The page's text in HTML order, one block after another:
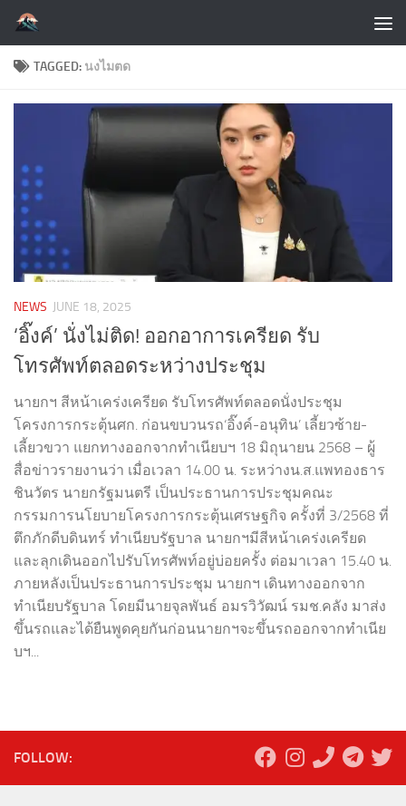
Skip to content
TAGGED: นงไมตด
NEWS JUNE 18, 2025
‘อิ๊งค์’ นั่งไม่ติด! ออกอาการเครียด รับ
โทรศัพท์ตลอดระหว่างประชุม
นายกฯ สีหน้าเคร่งเครียด รับโทรศัพท์ตลอดนั่งประชุม
โครงการกระตุ้นศก. ก่อนขบวนรถ‘อิ๊งค์-อนุทิน’ เลี้ยวซ้าย-
เลี้ยวขวา แยกทางออกจากทำเนียบฯ 18 มิถุนายน 2568 – ผู้
สื่อข่าวรายงานว่า เมื่อเวลา 14.00 น. ระหว่างน.ส.แพทองธาร
ชินวัตร นายกรัฐมนตรี เป็นประธานการประชุมคณะ
กรรมการนโยบายโครงการกระตุ้นเศรษฐกิจ ครั้งที่ 3/2568 ที่
ตึกภักดีบดินทร์ ทำเนียบรัฐบาล นายกฯมีสีหน้าเคร่งเครียด
และลุกเดินออกไปรับโทรศัพท์อยู่บ่อยครั้ง ต่อมาเวลา 15.40 น.
ภายหลังเป็นประธานการประชุม นายกฯ เดินทางออกจาก
ทำเนียบรัฐบาล โดยมีนายจุลพันธ์ อมรวิวัฒน์ รมช.คลัง มาส่ง
ขึ้นรถและได้ยืนพูดคุยกันก่อนนายกฯจะขึ้นรถออกจากทำเนีย
บฯ...
FOLLOW: